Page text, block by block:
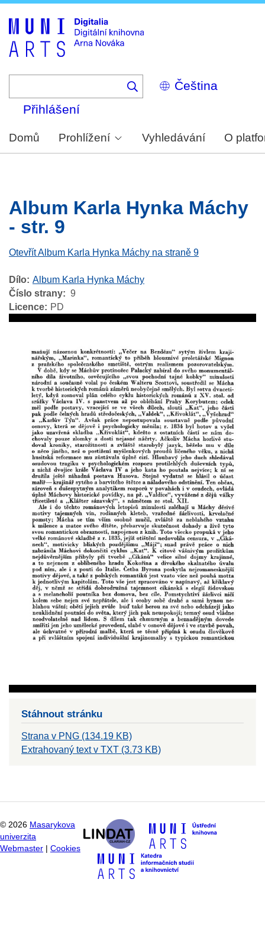
Select
your
Přihlášení
Domů Prohlížení Vyhledávání O
Album Karla Hynka Máchy
- str. 9
Otevřít Album Karla Hynka Máchy na straně 9
Dílo Album Karla Hynka Máchy
Číslo strany
9
Licence
PD
Stáhnout stránku
Strana v PNG (134.19 KB)
Extrahovaný text v TXT (3.73 KB)
© 2026 Masarykova
univerzita
Webmaster
Cookies